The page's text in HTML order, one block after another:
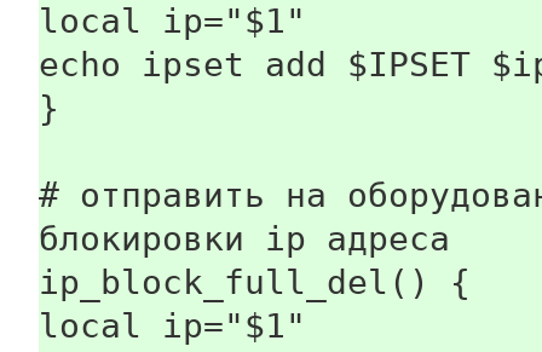
local ip="$1"
echo ipset add $IPSET
}
# отправить на
блокировки ip адреса
ip_block_full_del() {
local ip="$1"